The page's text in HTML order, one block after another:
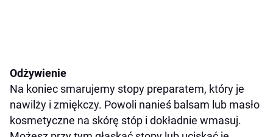
Odżywienie
Na koniec smarujemy stopy preparatem, który je
nawilży i zmiękczy. Powoli nanieś balsam lub masło
kosmetyczne na skórę stóp i dokładnie wmasuj.